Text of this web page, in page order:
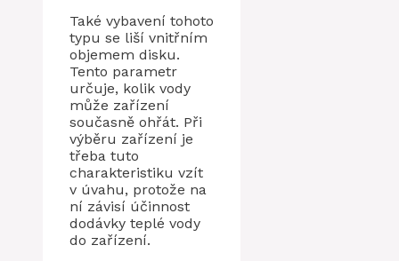
Také vybavení tohoto
typu se liší vnitřním
objemem disku.
Tento parametr
určuje, kolik vody
může zařízení
současně ohřát. Při
výběru zařízení je
třeba tuto
charakteristiku vzít
v úvahu, protože na
ní závisí účinnost
dodávky teplé vody
do zařízení.